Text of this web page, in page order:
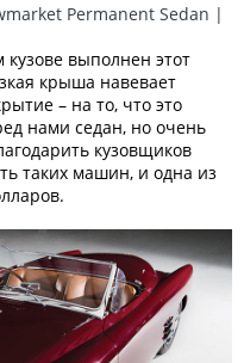
Permanent Sedan |
кузове выполнен этот
крыша навевает
– на то, что это
нами седан, но очень
кузовщиков
таких машин, и одна из